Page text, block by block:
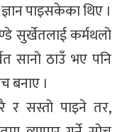
पाइसकेका थिए ।
सुर्खेतलाई कर्मथलो
सानो ठाउँ भए पनि
बनाए ।
र सस्तो पाइने तर,